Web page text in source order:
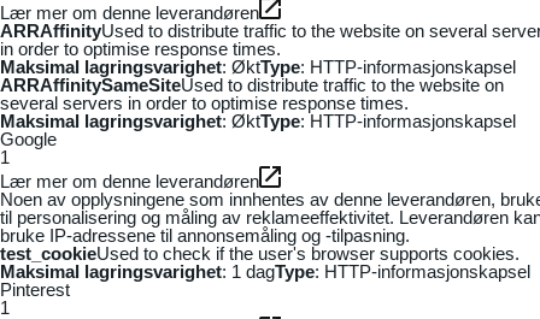
Lær mer om denne leverandøren
ARRAffinityUsed to distribute traffic to the website on several
in order to optimise response times.
Maksimal lagringsvarighet: ØktType: HTTP-informasjonskapsel
ARRAffinitySameSiteUsed to distribute traffic to the website on
several servers in order to optimise response times.
Maksimal lagringsvarighet: ØktType: HTTP-informasjonskapsel
Google
1
Lær mer om denne leverandøren
Noen av opplysningene som innhentes av denne leverandøren,
til personalisering og måling av reklameeffektivitet. Leverandøren
bruke IP-adressene til annonsemåling og -tilpasning.
test_cookieUsed to check if the user's browser supports cookies.
Maksimal lagringsvarighet: 1 dagType: HTTP-informasjonskapsel
Pinterest
1